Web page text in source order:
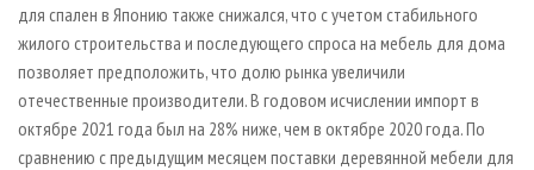
для спален в Японию также снижался, что с учетом стабильного
жилого строительства и последующего спроса на мебель для дома
позволяет предположить, что долю рынка увеличили
отечественные производители. В годовом исчислении импорт в
октябре 2021 года был на 28% ниже, чем в октябре 2020 года. По
сравнению с предыдущим месяцем поставки деревянной мебели для